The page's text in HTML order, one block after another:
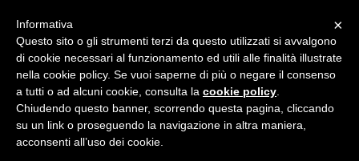
×
Informativa
Questo sito o gli strumenti terzi da questo utilizzati si avvalgono
di cookie necessari al funzionamento ed utili alle finalità illustrate
nella cookie policy. Se vuoi saperne di più o negare il consenso
a tutti o ad alcuni cookie, consulta la cookie policy
Chiudendo questo banner, scorrendo questa pagina, cliccando
su un link o proseguendo la navigazione in altra maniera,
acconsenti all’uso dei cookie.